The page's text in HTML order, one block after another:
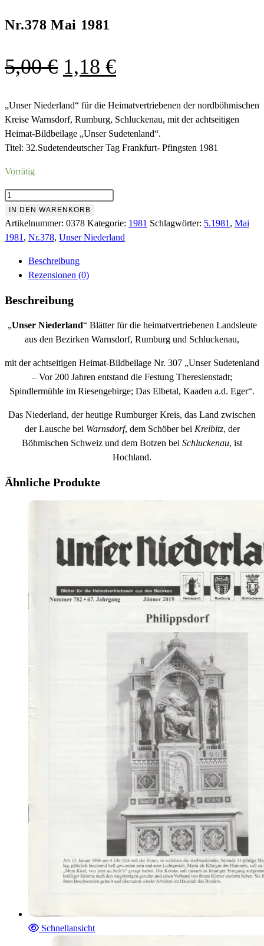
Nr.378 Mai 1981
5,00€ Ursprünglicher
war:
5,00 €
1,18 €Aktueller
ist:
1,18 €.
„Unser Niederland“ für die Heimatvertriebenen der nordböhmischen
Kreise Warnsdorf, Rumburg, Schluckenau, mit der achtseitigen
Heimat-Bildbeilage „Unser Sudetenland“.
Titel: 32.Sudetendeutscher Tag Frankfurt- Pfingsten 1981
Vorrätig
Nr.378
Mai
1981
Menge
IN DEN WARENKORB
Artikelnummer: 0378 Kategorie: 1981 Schlagwörter: 5.1981 , Mai
1981 , Nr.378, Unser Niederland
Beschreibung
Rezensionen (0)
Beschreibung
„Unser Niederland“ Blätter für die heimatvertriebenen Landsleute
aus den Bezirken Warnsdorf, Rumburg und Schluckenau,
mit der achtseitigen Heimat-Bildbeilage Nr. 307 „Unser Sudetenland
– Vor 200 Jahren entstand die Festung Theresienstadt;
Spindlermühle im Riesengebirge; Das Elbetal, Kaaden a.d. Eger“.
Das Niederland, der heutige Rumburger Kreis, das Land zwischen
der Lausche bei Warnsdorf, dem Schöber bei Kreibitz, der
Böhmischen Schweiz und dem Botzen bei Schluckenau, ist
Hochland.
Ähnliche Produkte
Schnellansicht